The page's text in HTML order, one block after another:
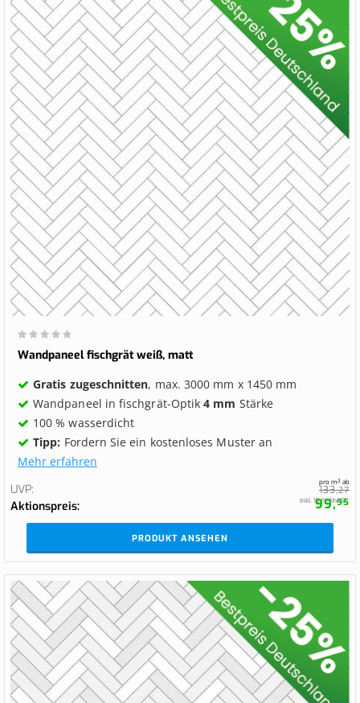
Wertung:
0%
Wandpaneel fischgrät weiß, matt
Gratis zugeschnitten, max. 3000 mm x 1450 mm
Wandpaneel in fischgrät-Optik4 mm Stärke
100 % wasserdicht
Tipp: Fordern Sie ein kostenloses Muster an
Mehr erfahren
UVP
133,27
Aktionspreis
pro m² ab
99,95
Inkl. 19 % MwSt.
PRODUKT ANSEHEN